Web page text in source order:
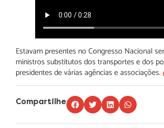
Estavam presentes no Congresso Nacional
ministros substitutos dos transportes e dos
presidentes de várias agências e associações.
Compartilhe